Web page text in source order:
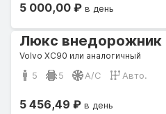
5 000,00 ₽ в день
Люкс внедорожник
Volvo XC90 или аналогичный
5 5 A/C Авто.
5 456,49 ₽ в день